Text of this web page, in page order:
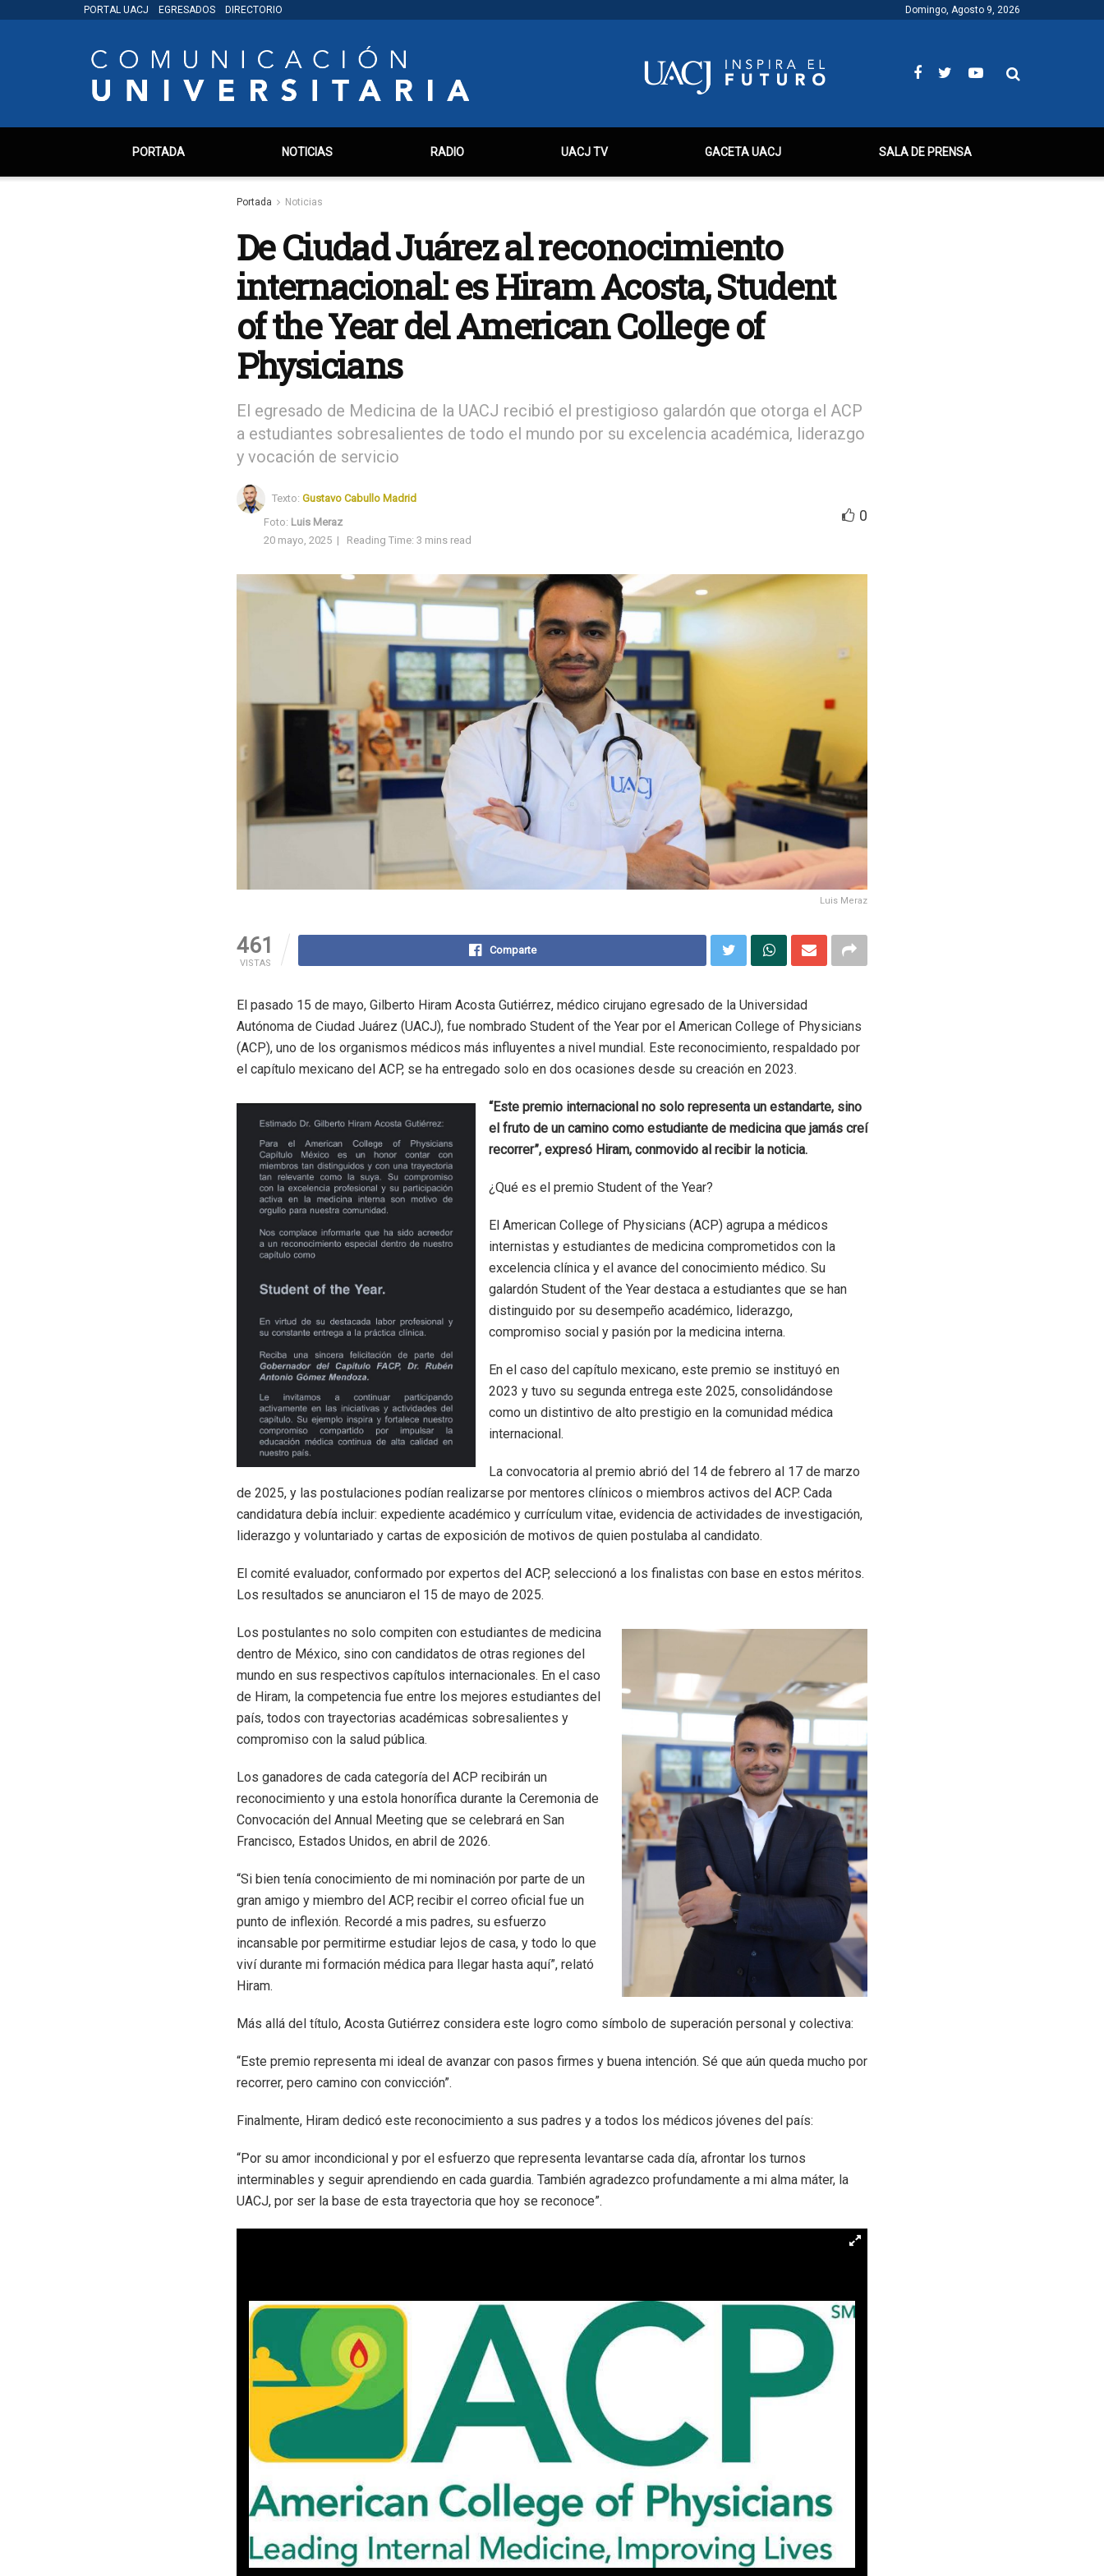
PORTAL UACJ EGRESADOS DIRECTORIO Domingo, Agosto 9, 2026
PORTADA NOTICIAS RADIO UACJ TV GACETA UACJ SALA DE PRENSA
Portada Noticias
De Ciudad Juárez al reconocimiento
internacional: es Hiram Acosta, Student
of the Year del American College of
Physicians
El egresado de Medicina de la UACJ recibió el prestigioso galardón que otorga el ACP
a estudiantes sobresalientes de todo el mundo por su excelencia académica, liderazgo
y vocación de servicio
Texto: Gustavo Cabullo Madrid
Foto: Luis Meraz
20 mayo, 2025 | Reading Time: 3 mins read
0
Luis Meraz
461
VISTAS
Comparte
El pasado 15 de mayo, Gilberto Hiram Acosta Gutiérrez, médico cirujano egresado de la Universidad
Autónoma de Ciudad Juárez (UACJ), fue nombrado Student of the Year por el American College of Physicians
(ACP), uno de los organismos médicos más influyentes a nivel mundial. Este reconocimiento, respaldado por
el capítulo mexicano del ACP, se ha entregado solo en dos ocasiones desde su creación en 2023.
“Este premio internacional no solo representa un estandarte, sino
el fruto de un camino como estudiante de medicina que jamás creí
recorrer”, expresó Hiram, conmovido al recibir la noticia.
¿Qué es el premio Student of the Year?
El American College of Physicians (ACP) agrupa a médicos
internistas y estudiantes de medicina comprometidos con la
excelencia clínica y el avance del conocimiento médico. Su
galardón Student of the Year destaca a estudiantes que se han
distinguido por su desempeño académico, liderazgo,
compromiso social y pasión por la medicina interna.
En el caso del capítulo mexicano, este premio se instituyó en
2023 y tuvo su segunda entrega este 2025, consolidándose
como un distintivo de alto prestigio en la comunidad médica
internacional.
La convocatoria al premio abrió del 14 de febrero al 17 de marzo
de 2025, y las postulaciones podían realizarse por mentores clínicos o miembros activos del ACP. Cada
candidatura debía incluir: expediente académico y currículum vitae, evidencia de actividades de investigación,
liderazgo y voluntariado y cartas de exposición de motivos de quien postulaba al candidato.
El comité evaluador, conformado por expertos del ACP, seleccionó a los finalistas con base en estos méritos.
Los resultados se anunciaron el 15 de mayo de 2025.
Los postulantes no solo compiten con estudiantes de medicina
dentro de México, sino con candidatos de otras regiones del
mundo en sus respectivos capítulos internacionales. En el caso
de Hiram, la competencia fue entre los mejores estudiantes del
país, todos con trayectorias académicas sobresalientes y
compromiso con la salud pública.
Los ganadores de cada categoría del ACP recibirán un
reconocimiento y una estola honorífica durante la Ceremonia de
Convocación del Annual Meeting que se celebrará en San
Francisco, Estados Unidos, en abril de 2026.
“Si bien tenía conocimiento de mi nominación por parte de un
gran amigo y miembro del ACP, recibir el correo oficial fue un
punto de inflexión. Recordé a mis padres, su esfuerzo
incansable por permitirme estudiar lejos de casa, y todo lo que
viví durante mi formación médica para llegar hasta aquí”, relató
Hiram.
Más allá del título, Acosta Gutiérrez considera este logro como símbolo de superación personal y colectiva:
“Este premio representa mi ideal de avanzar con pasos firmes y buena intención. Sé que aún queda mucho por
recorrer, pero camino con convicción”.
Finalmente, Hiram dedicó este reconocimiento a sus padres y a todos los médicos jóvenes del país:
“Por su amor incondicional y por el esfuerzo que representa levantarse cada día, afrontar los turnos
interminables y seguir aprendiendo en cada guardia. También agradezco profundamente a mi alma máter, la
UACJ, por ser la base de esta trayectoria que hoy se reconoce”.